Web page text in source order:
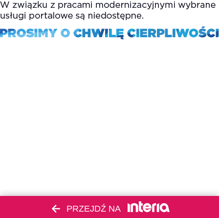
PRZEJDŹ NA